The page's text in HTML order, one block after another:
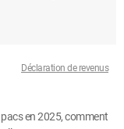
Déclaration de revenus
en 2025, comment